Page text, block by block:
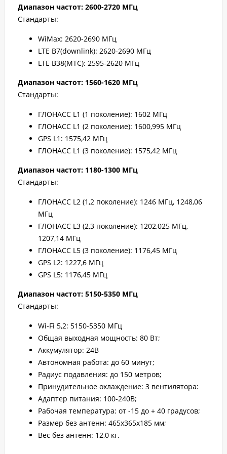
Диапазон частот: 2600-2720 МГц
Стандарты:
WiMax: 2620-2690 МГц
LTE B7(downlink): 2620-2690 МГц
LTE B38(МТС): 2595-2620 МГц
Диапазон частот: 1560-1620 МГц
Стандарты:
ГЛОНАСС L1 (1 поколение): 1602 МГц
ГЛОНАСС L1 (2 поколение): 1600,995 МГц
GPS L1: 1575,42 МГц
ГЛОНАСС L1 (3 поколение): 1575,42 МГц
Диапазон частот: 1180-1300 МГц
Стандарты:
ГЛОНАСС L2 (1,2 поколение): 1246 МГц, 1248,06
МГц
ГЛОНАСС L3 (2,3 поколение): 1202,025 МГц,
1207,14 МГц
ГЛОНАСС L5 (3 поколение): 1176,45 МГц
GPS L2: 1227,6 МГц
GPS L5: 1176,45 МГц
Диапазон частот: 5150-5350 МГц
Стандарты:
Wi-Fi 5,2: 5150-5350 МГц
Общая выходная мощность: 80 Вт;
Аккумулятор: 24В
Автономная работа: до 60 минут;
Радиус подавления: до 150 метров;
Принудительное охлаждение: 3 вентилятора:
Адаптер питания: 100-240В;
Рабочая температура: от -15 до + 40 градусов;
Размер без антенн: 465х365х185 мм;
Вес без антенн: 12,0 кг.